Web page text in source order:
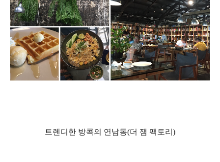
트렌디한 방콕의 연남동(더 잼 팩토리 )